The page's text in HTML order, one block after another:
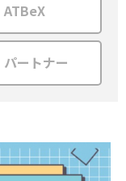
ATBeX
パートナー